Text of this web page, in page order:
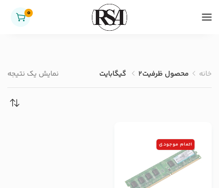
0
خانه محصول ظرفیت2 گیگابایت نمایش یک نتیجه
اتمام موجودی